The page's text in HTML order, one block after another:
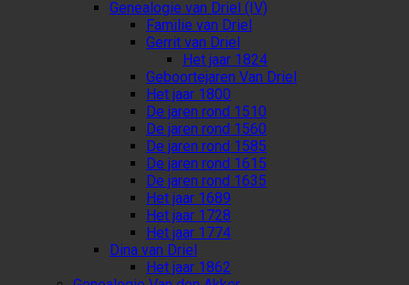
Genealogie van Driel (IV)
Familie van Driel
Gerrit van Driel
Het jaar 1824
Geboortejaren Van Driel
Het jaar 1800
De jaren rond 1510
De jaren rond 1560
De jaren rond 1585
De jaren rond 1615
De jaren rond 1635
Het jaar 1689
Het jaar 1728
Het jaar 1774
Dina van Driel
Het jaar 1862